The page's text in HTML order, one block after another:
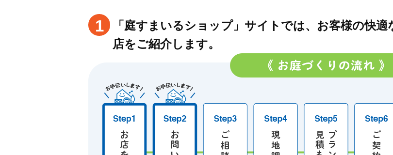
1
「庭すまいるショップ」サイトでは、お客様の快
店をご紹介します。